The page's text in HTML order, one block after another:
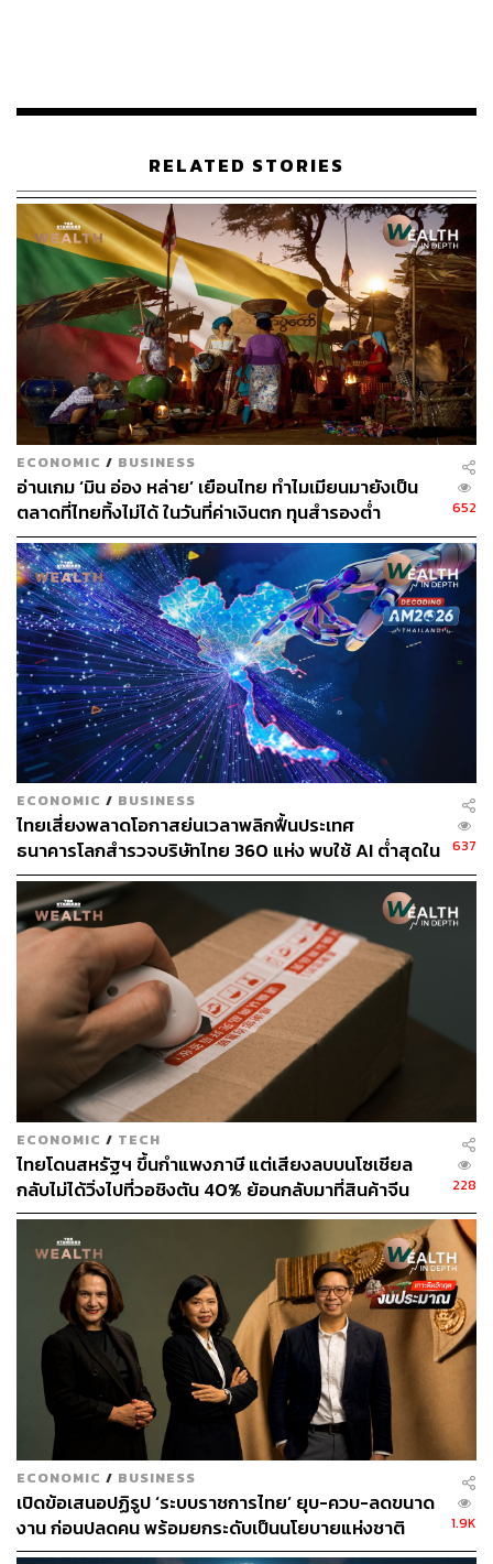
แรงกระเพื่อมของ CrowdStrike ถือเป็นหนึ่งเหตุการณ์
ครั้งหนึ่งของโลก’ซึ่งเราจะชวนวิเคราะห์ความเหมือนและ
ความต่างระหว่างสิ่งที่เพิ่งเกิดขึ้นเทียบกับกรณีของ Y2K ที่ไม่
เคยเกิด แต่กลับทำนายเหตุการณ์บางอย่างที่มีสิทธิ์จะเกิดได้
ค่อนข้างแม่นยำเมื่อเกือบ 3 ทศวรรษที่แล้ว
ทำไม Y2K สร้างความกลัวไปทั่วโลก?
ในช่วงปี 1960-1980 ที่คอมพิวเตอร์ยังเป็นของแพง หายาก
และไม่ได้ถูกใช้อย่างแพร่หลายในหมู่คนทั่วไป โค้ดโปรแกรม
คอมพิวเตอร์ถูกออกแบบมาให้ใช้หน่วยความจำน้อยที่สุด
เนื่องจากสมัยนั้นความจำขนาด 1 เมกะไบต์ (
มหาวิทยาลัย Standford ระบุว่า ใหญ่พอสำหรับแค่เก็บไฟล์
เสียง mp3 ได้เพียง 1 นาที) มีมูลค่าประมาณ 600,000
ดอลลาร์ ซึ่งถือว่าน้อยมากและแพงสุดๆ ดังนั้น เพื่อให้การ
ใช้สอยพื้นที่เป็นไปอย่างมีประสิทธิภาพสูงสุด วิศวกร
คอมพิวเตอร์จึงเลือกใช้เลขท้ายสองหลักของ ค.ศ. เพื่อระบุ
ช่วงปีในระบบคอมพิวเตอร์
แต่ปัญหาสำคัญของวิธีนี้คือ เมื่อโลกเปลี่ยนจากปี 1999 ไปสู่ปี
2000 คอมพิวเตอร์จะเปลี่ยนจาก ‘99’ เป็น ‘00’ ซึ่งเหล่านัก
เขียนโปรแกรมก็กังวลว่าระบบจะไม่ได้ตีความค่า ‘00’ เป็นปี
2000 แต่ย้อนกลับไปเป็น 1900 แทน ซึ่งหากเป็นเช่นนั้นทุก
อย่างที่ต้องอาศัยข้อมูล‘วันและเวลา’ในการตัดสินใจจะ
ทำงานผิดพลาดได้
หนังสือพิมพ์ Daily Mail ของอังกฤษเคยเขียนข่าวไว้ในวันที่
14 ธันวาคม 1997 ว่า สายการบินจำนวนมากวางแผนที่จะ
ยกเลิกเที่ยวบินในวันที่ 1 มกราคม 2000 เนื่องจากความกลัวที่
ว่าระบบควบคุมการจราจรทางอากาศจะไม่สามารถทำงาน
ได้อย่างถูกต้อง หรือตัวเครื่องบินเองที่ระบบมีความอ่อนไหว
ต่อเรื่องวันเวลา
โดยข้อมูลของบริษัท Boeing เคยระบุว่า เครื่องบินโดยสาร
ต้องได้รับการตรวจสอบสภาพในปี 2000 แต่หากระบบ
คอมพิวเตอร์ในตัวเครื่องบินตีความ ‘00’ เป็นปี 1900
คอมพิวเตอร์จะเข้าใจว่าการซ่อมบำรุงครั้งสุดท้ายเกิดขึ้น
นานราวเกือบ 100 ปีที่แล้ว และอาจทำให้ระบบรวนจนยุติการ
ทำงาน และกระทบกับความปลอดภัยของผู้โดยสาร
RELATED STORIES
ECONOMIC / BUSINESS
อ่านเกม ‘มิน อ่อง หล่าย’ เยือนไทย ทำไมเมียนมายังเป็น
ตลาดที่ไทยทิ้งไม่ได้ ในวันที่ค่าเงินตก ทุนสำรองต่ำ
652
ECONOMIC / BUSINESS
ไทยเสี่ยงพลาดโอกาสย่นเวลาพลิกฟื้นประเทศ
ธนาคารโลกสำรวจบริษัทไทย 360 แห่ง พบใช้ AI ต่ำสุดใน
กลุ่ม ตามหลังเคนยาและไนจีเรียเกือบ 4 เท่า
637
ECONOMIC / TECH
ไทยโดนสหรัฐฯ ขึ้นกำแพงภาษี แต่เสียงลบบนโซเชียล
กลับไม่ได้วิ่งไปที่วอชิงตัน 40% ย้อนกลับมาที่สินค้าจีน
ราคาถูกที่ทะลักจน SME ไทยสู้ไม่ไหว
228
ECONOMIC / BUSINESS
เปิดข้อเสนอปฏิรูป ‘ระบบราชการไทย’ ยุบ-ควบ-ลดขนาด
งาน ก่อนปลดคน พร้อมยกระดับเป็นนโยบายแห่งชาติ
1.9K